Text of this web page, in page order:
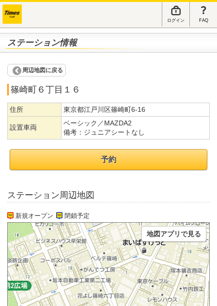
ログイン FAQ
ステーション情報
周辺地図に戻る
篠崎町６丁目１６
住所 東京都江戸川区篠崎町6-16
設置車両
ベーシック／MAZDA2
備考： ジュニアシートなし
予約
ステーション周辺地図
新規オープン 閉鎖予定
地図アプリで見る